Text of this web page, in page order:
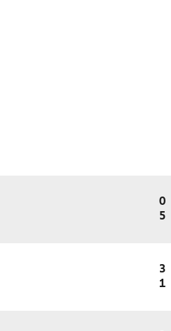
0
5
3
1